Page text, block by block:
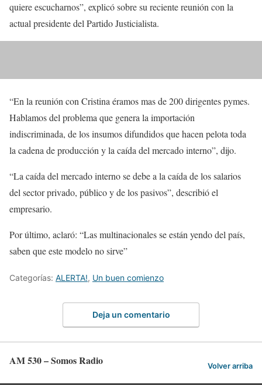
quiere escucharnos”, explicó sobre su reciente reunión con la
actual presidente del Partido Justicialista.
“En la reunión con Cristina éramos mas de 200 dirigentes pymes.
Hablamos del problema que genera la importación
indiscriminada, de los insumos difundidos que hacen pelota toda
la cadena de producción y la caída del mercado interno”, dijo.
“La caída del mercado interno se debe a la caída de los salarios
del sector privado, público y de los pasivos”, describió el
empresario.
Por último, aclaró: “Las multinacionales se están yendo del país,
saben que este modelo no sirve”
Categorías: ALERTA!, Un buen comienzo
Deja un comentario
AM 530 – Somos Radio Volver arriba